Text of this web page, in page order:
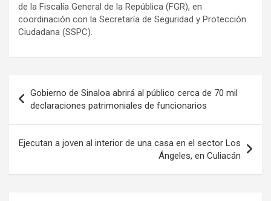
de la Fiscalía General de la República (FGR), en
coordinación con la Secretaría de Seguridad y Protección
Ciudadana (SSPC).
de
entradas
Gobierno de Sinaloa abrirá al público cerca de 70 mil
declaraciones patrimoniales de funcionarios
Ejecutan a joven al interior de una casa en el sector Los
Ángeles, en Culiacán